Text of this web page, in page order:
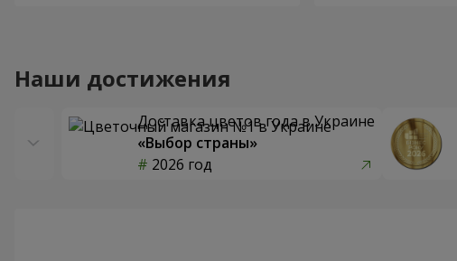
Наши достижения
Доставка цветов года в Украине
«Выбор страны»
2026 год